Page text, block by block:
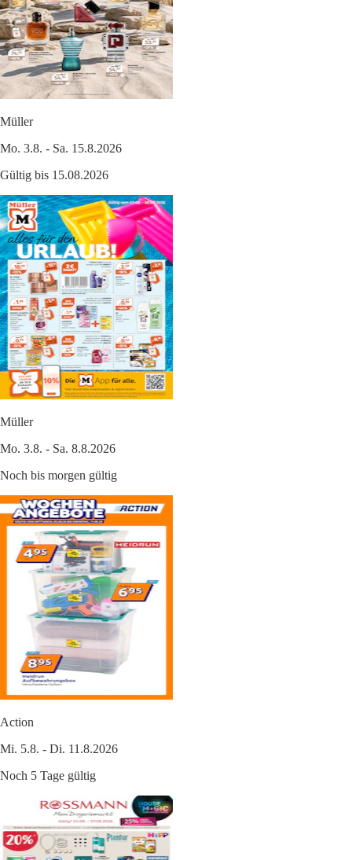
Müller
Mo. 3.8. - Sa. 15.8.2026
Gültig bis 15.08.2026
Müller
Mo. 3.8. - Sa. 8.8.2026
Noch bis morgen gültig
Action
Mi. 5.8. - Di. 11.8.2026
Noch 5 Tage gültig